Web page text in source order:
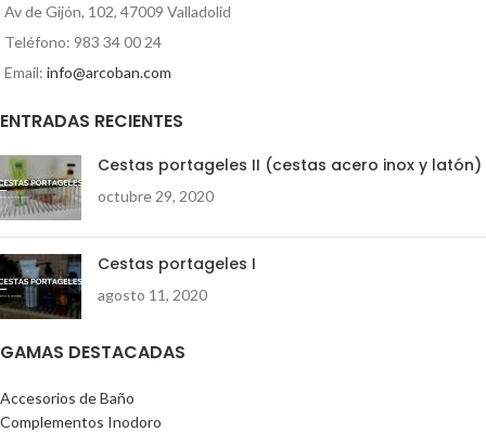
Av de Gijón, 102, 47009 Valladolid
Teléfono: 983 34 00 24
Email: info@arcoban.com
ENTRADAS RECIENTES
Cestas portageles II (cestas acero inox y latón)
octubre 29, 2020
Cestas portageles I
agosto 11, 2020
GAMAS DESTACADAS
Accesorios de Baño
Complementos Inodoro